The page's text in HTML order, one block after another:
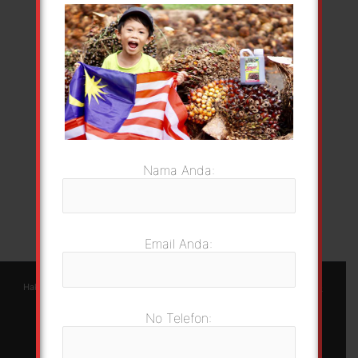
Hakcipta © 2026 GoSawit | Green Foliar Agrotech Sdn Bhd |Berjayaweb
Nama Anda:
Email Anda:
No Telefon: